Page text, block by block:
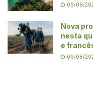
06/08/
Nova
nesta
e
06/08/